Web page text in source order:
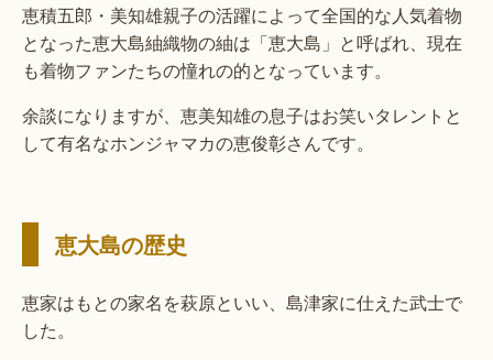
恵積五郎・美知雄親子の活躍によって全国的な人気着物
となった恵大島紬織物の紬は「恵大島」と呼ばれ、現在
も着物ファンたちの憧れの的となっています。
余談になりますが、恵美知雄の息子はお笑いタレントと
して有名なホンジャマカの恵俊彰さんです。
恵大島の歴史
恵家はもとの家名を萩原といい、島津家に仕えた武士で
した。